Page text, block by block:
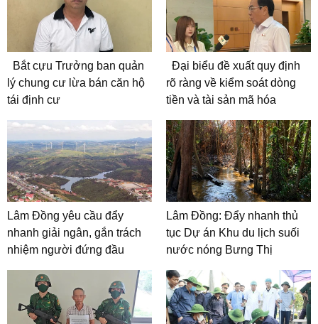
Bắt cựu Trưởng ban quản
lý chung cư lừa bán căn hộ
tái định cư
Đại biểu đề xuất quy định
rõ ràng về kiểm soát dòng
tiền và tài sản mã hóa
Lâm Đồng yêu cầu đẩy
nhanh giải ngân, gắn trách
nhiệm người đứng đầu
Lâm Đồng: Đẩy nhanh thủ
tục Dự án Khu du lịch suối
nước nóng Bưng Thị